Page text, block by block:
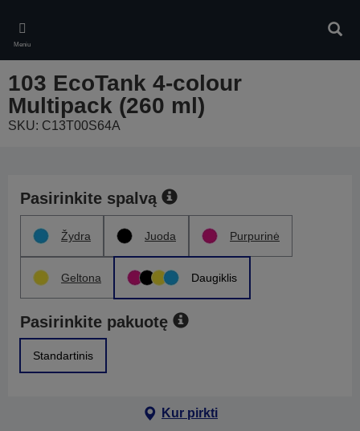
main
content
Meniu
103 EcoTank 4-colour
Multipack (260 ml)
SKU: C13T00S64A
Pasirinkite spalvą
Žydra Juoda Purpurinė
Geltona Daugiklis
Pasirinkite pakuotę
Standartinis
Kur pirkti